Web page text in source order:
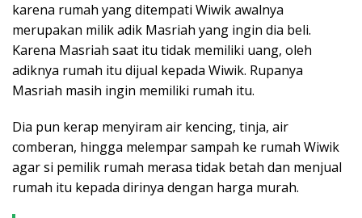
karena rumah yang ditempati Wiwik awalnya
merupakan milik adik Masriah yang ingin dia beli.
Karena Masriah saat itu tidak memiliki uang, oleh
adiknya rumah itu dijual kepada Wiwik. Rupanya
Masriah masih ingin memiliki rumah itu.
Dia pun kerap menyiram air kencing, tinja, air
comberan, hingga melempar sampah ke rumah Wiwik
agar si pemilik rumah merasa tidak betah dan menjual
rumah itu kepada dirinya dengan harga murah.